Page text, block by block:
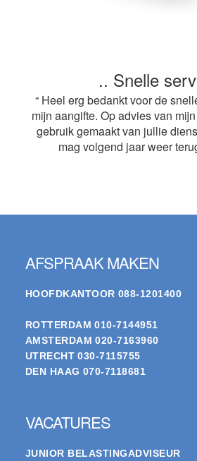
.. Snelle
“ Heel erg bedankt voor de
mijn aangifte. Op advies van
gebruik gemaakt van jullie
mag volgend jaar weer
AFSPRAAK MAKEN
HOOFDKANTOOR 088-1201400
ROTTERDAM 010-7144951
AMSTERDAM 020-7163960
UTRECHT 030-7115755
DEN HAAG 070-7118681
VACATURES
JUNIOR BELASTINGADVISEUR